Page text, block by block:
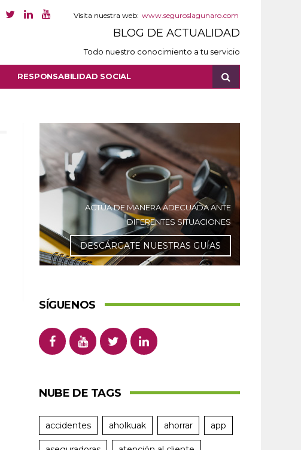
Visita nuestra web: www.seguroslagunaro.com
BLOG DE ACTUALIDAD
Todo nuestro conocimiento a tu servicio
RESPONSABILIDAD SOCIAL
ACTÚA DE MANERA ADECUADA ANTE
DIFERENTES SITUACIONES
DESCÁRGATE NUESTRAS GUÍAS
SÍGUENOS
NUBE DE TAGS
accidentes aholkuak ahorrar app